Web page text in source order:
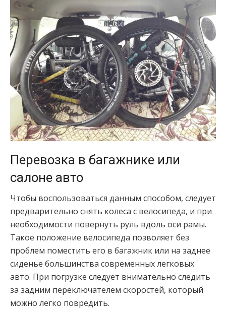
Перевозка в багажнике или
салоне авто
Чтобы воспользоваться данным способом, следует
предварительно снять колеса с велосипеда, и при
необходимости повернуть руль вдоль оси рамы.
Такое положение велосипеда позволяет без
проблем поместить его в багажник или на заднее
сиденье большинства современных легковых
авто. При погрузке следует внимательно следить
за задним переключателем скоростей, который
можно легко повредить.